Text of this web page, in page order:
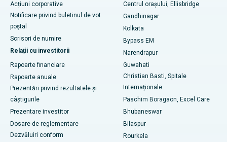
Cel mai bun spital din colonia Arera, Bhopal
Cel mai bun spital din Jayanagar, Bangalore
Cel mai bun spital din KK Nagar, Madurai
Cel mai bun spital din Ramji Nagar, Nellore
Cel mai bun spital din sectorul 19, Rourkela
Cel mai bun spital din Swargate, Pune
Cel mai bun spital de cancer pentru femei din sudul Delhi
Acțiuni corporative
Notificare privind buletinul de vot
poștal
Scrisori de numire
Relații cu investitorii
Rapoarte financiare
Rapoarte anuale
Prezentări privind rezultatele și
câștigurile
Prezentare investitor
Dosare de reglementare
Dezvăluiri conform
Centrul orașului, Ellisbridge
Gandhinagar
Kolkata
Bypass EM
Narendrapur
Guwahati
Christian Basti, Spitale
Internaționale
Paschim Boragaon, Excel Care
Bhubaneswar
Bilaspur
Rourkela